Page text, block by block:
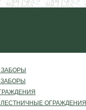
ОГРАЖДЕНИЯ